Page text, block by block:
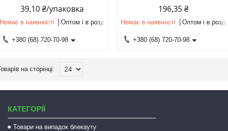
39,10 ₴/упаковка
Немає в наявності Оптом і в роздріб
+380 (68) 720-70-98
196,35 ₴
Немає в наявності Оптом і в
+380 (68) 720-70-98
КАТЕГОРІЇ
Товари на випадок блекауту